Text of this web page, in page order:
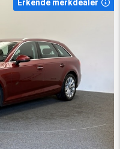
Erkende merkdealer